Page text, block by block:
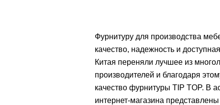
Фурнитуру для производства
качество, надежность и
Китая переняли лучшее из
производителей и благодаря
качество фурнитуры TIP TOP. В
интернет-магазина